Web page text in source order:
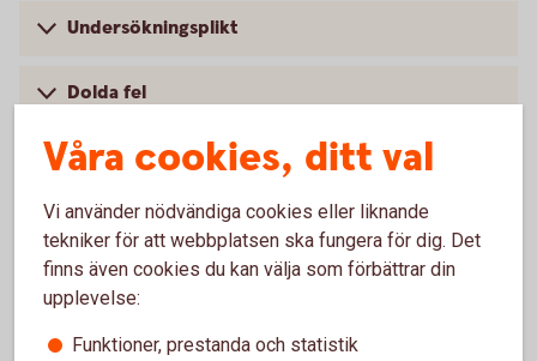
Undersökningsplikt
Dolda fel
Att hålla koll på när du köper
bostadsrätt
Bostadsföreningens ekonomi
Våra cookies, ditt val
Vi använder nödvändiga cookies eller liknande
tekniker för att webbplatsen ska fungera för dig. Det
finns även cookies du kan välja som förbättrar din
upplevelse:
Funktioner, prestanda och statistik